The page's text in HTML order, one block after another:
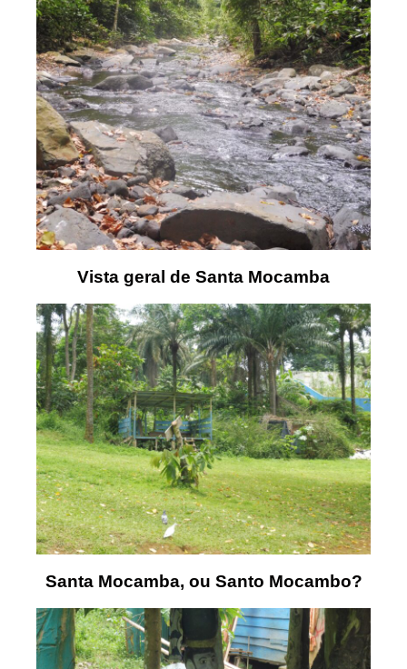
Vista geral de Santa Mocamba
Santa Mocamba, ou Santo Mocambo?